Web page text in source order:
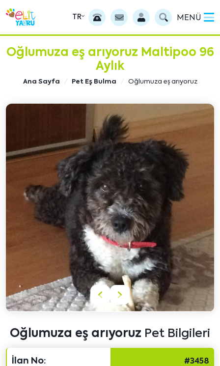
TR MENÜ
Oğlumuza eş arıyoruz Maltipoo 96
Aylık
Ana Sayfa Pet Eş Bulma Oğlumuza eş arıyoruz
Önceki
içeriği
Sonraki
içeriği
Oğlumuza eş arıyoruz Pet Bilgileri
İlan No: #3458